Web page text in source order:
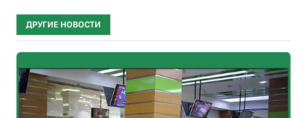
ДРУГИЕ НОВОСТИ